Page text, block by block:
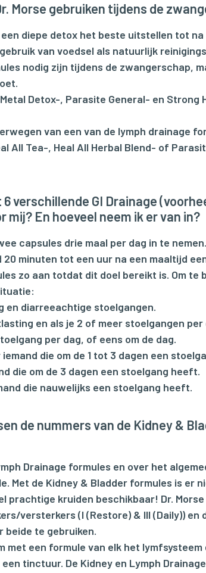
Morse gebruiken tijdens de
diepe detox het beste uitstellen tot
van voedsel als natuurlijk
nodig zijn tijdens de zwangerschap,
Detox-, Parasite General- en
van een van de lymph drainage
All Tea-, Heal All Herbal Blend- of
verschillende GI Drainage
mij? En hoeveel neem ik er van in?
capsules drie maal per dag in te
minuten tot een uur na een maaltijd
zo aan totdat dit doel bereikt is. Om
en diarreeachtige stoelgangen.
en als je 2 of meer stoelgangen per
per dag, of eens om de dag.
iemand die om de 1 tot 3 dagen een
die om de 3 dagen een stoelgang heeft.
die nauwelijks een stoelgang heeft.
de nummers van de Kidney &
Drainage formules en over het
Met de Kidney & Bladder formules is er
prachtige kruiden beschikbaar! Dr.
versterkers (I (Restore) & III (Daily)) en
te gebruiken.
met een formule van elk het
tinctuur. De Kidney en Lymph